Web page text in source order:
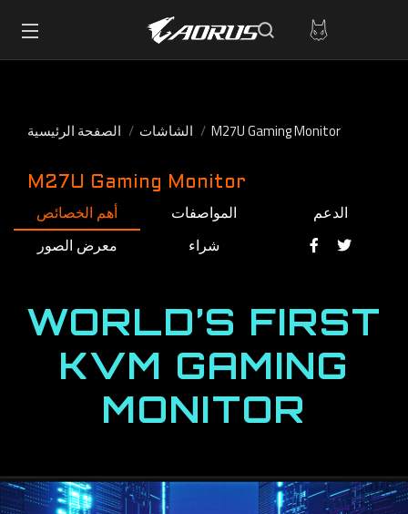
الصفحة الرئيسية الشاشات M27U Gaming Monitor
M27U Gaming Monitor
أهم الخصائص المواصفات
الدعم
معرض الصور
شراء
WORLD’S FIRST
KVM GAMING
MONITOR